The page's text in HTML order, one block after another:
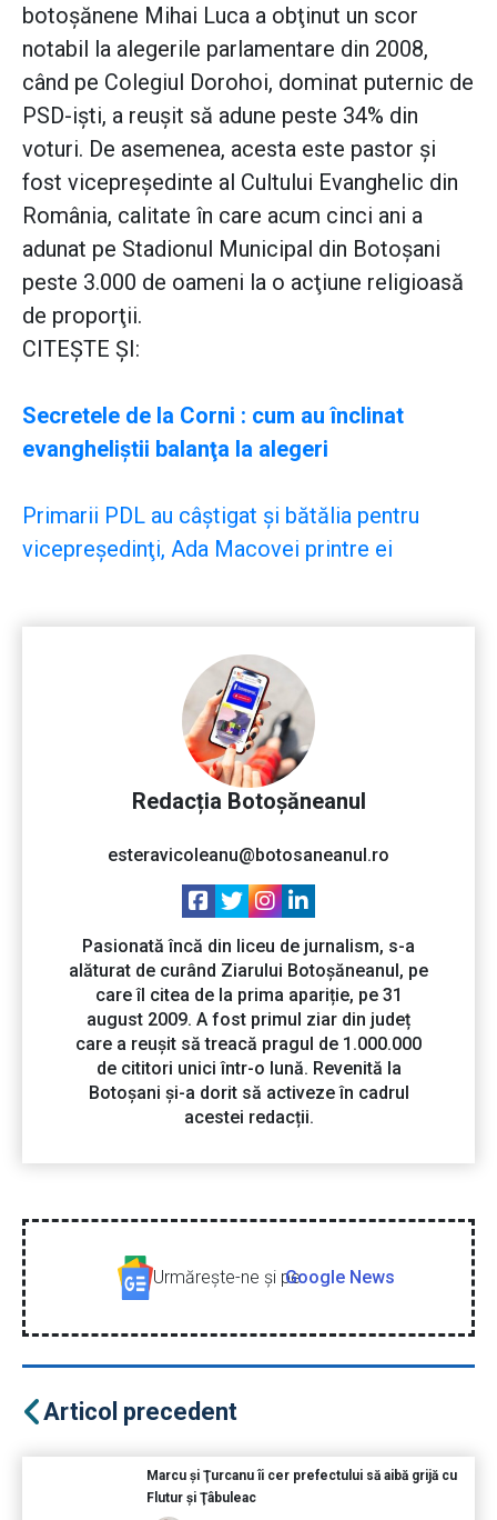
botoşănene Mihai Luca a obţinut un scor
notabil la alegerile parlamentare din 2008,
când pe Colegiul Dorohoi, dominat puternic de
PSD-işti, a reuşit să adune peste 34% din
voturi. De asemenea, acesta este pastor şi
fost vicepreşedinte al Cultului Evanghelic din
România, calitate în care acum cinci ani a
adunat pe Stadionul Municipal din Botoşani
peste 3.000 de oameni la o acţiune religioasă
de proporţii.
CITEŞTE ŞI:
Secretele de la Corni : cum au înclinat
evangheliştii balanţa la alegeri
Primarii PDL au câştigat şi bătălia pentru
vicepreşedinţi, Ada Macovei printre ei
Redacția Botoșăneanul
esteravicoleanu@botosaneanul.ro
Pasionată încă din liceu de jurnalism, s-a
alăturat de curând Ziarului Botoșăneanul, pe
care îl citea de la prima apariție, pe 31
august 2009. A fost primul ziar din județ
care a reușit să treacă pragul de 1.000.000
de cititori unici într-o lună. Revenită la
Botoșani și-a dorit să activeze în cadrul
acestei redacții.
Urmăreşte-ne şi peGoogle News
Articol precedent
Marcu şi Ţurcanu îi cer prefectului să aibă grijă cu
Flutur şi Ţâbuleac